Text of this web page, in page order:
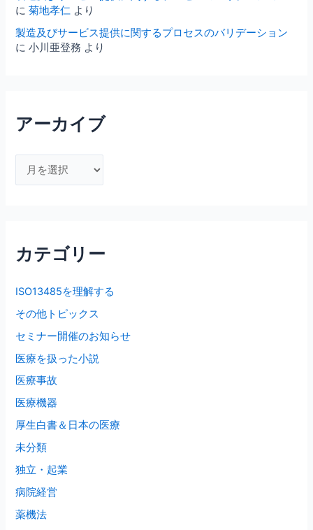
に菊地孝仁 より
製造及びサービス提供に関するプロセスのバリデーション
に小川亜登務 より
アーカイブ
ー
ブ
カテゴリー
ISO13485を理解する
その他トピックス
セミナー開催のお知らせ
医療を扱った小説
医療事故
医療機器
厚生白書＆日本の医療
未分類
独立・起業
病院経営
薬機法